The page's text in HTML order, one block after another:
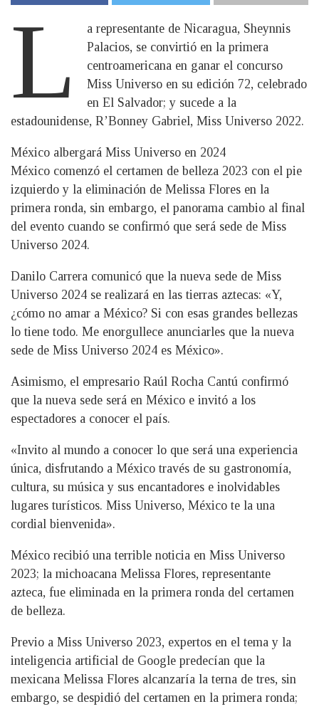
L
a representante de Nicaragua, Sheynnis
Palacios, se convirtió en la primera
centroamericana en ganar el concurso
Miss Universo en su edición 72, celebrado
en El Salvador; y sucede a la
estadounidense, R’Bonney Gabriel, Miss Universo 2022.
México albergará Miss Universo en 2024
México comenzó el certamen de belleza 2023 con el pie
izquierdo y la eliminación de Melissa Flores en la
primera ronda, sin embargo, el panorama cambio al final
del evento cuando se confirmó que será sede de Miss
Universo 2024.
Danilo Carrera comunicó que la nueva sede de Miss
Universo 2024 se realizará en las tierras aztecas: «Y,
¿cómo no amar a México? Si con esas grandes bellezas
lo tiene todo. Me enorgullece anunciarles que la nueva
sede de Miss Universo 2024 es México».
Asimismo, el empresario Raúl Rocha Cantú confirmó
que la nueva sede será en México e invitó a los
espectadores a conocer el país.
«Invito al mundo a conocer lo que será una experiencia
única, disfrutando a México través de su gastronomía,
cultura, su música y sus encantadores e inolvidables
lugares turísticos. Miss Universo, México te la una
cordial bienvenida».
México recibió una terrible noticia en Miss Universo
2023; la michoacana Melissa Flores, representante
azteca, fue eliminada en la primera ronda del certamen
de belleza.
Previo a Miss Universo 2023, expertos en el tema y la
inteligencia artificial de Google predecían que la
mexicana Melissa Flores alcanzaría la terna de tres, sin
embargo, se despidió del certamen en la primera ronda;